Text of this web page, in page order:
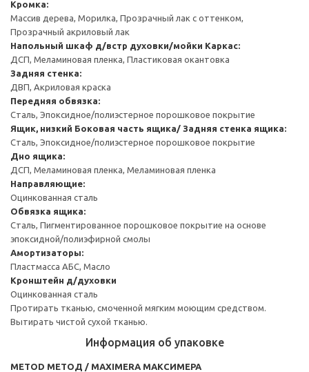
Кромка:
Массив дерева, Морилка, Прозрачный лак с оттенком,
Прозрачный акриловый лак
Напольный шкаф д/встр духовки/мойки Каркас:
ДСП, Меламиновая пленка, Пластиковая окантовка
Задняя стенка:
ДВП, Акриловая краска
Передняя обвязка:
Сталь, Эпоксидное/полиэстерное порошковое покрытие
Ящик, низкий Боковая часть ящика/ Задняя стенка ящика:
Сталь, Эпоксидное/полиэстерное порошковое покрытие
Дно ящика:
ДСП, Меламиновая пленка, Меламиновая пленка
Направляющие:
Оцинкованная сталь
Обвязка ящика:
Сталь, Пигментированное порошковое покрытие на основе
эпоксидной/полиэфирной смолы
Амортизаторы:
Пластмасса АБС, Масло
Кронштейн д/духовки
Оцинкованная сталь
Протирать тканью, смоченной мягким моющим средством.
Вытирать чистой сухой тканью.
Информация об упаковке
METOD МЕТОД / MAXIMERA МАКСИМЕРА